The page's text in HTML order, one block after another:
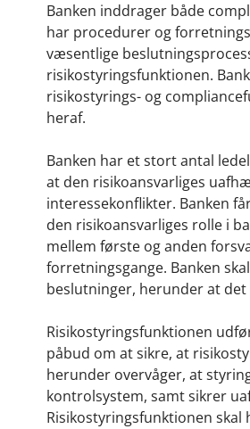
Banken inddrager både
har procedurer og
væsentlige
risikostyringsfunktionen.
risikostyrings- og
heraf.
Banken har et stort antal
at den risikoansvarliges
interessekonflikter. Banken
den risikoansvarliges rolle i
mellem første og anden
forretningsgange. Banken
beslutninger, herunder at
Risikostyringsfunktionen
påbud om at sikre, at
herunder overvåger, at
kontrolsystem, samt sikrer
Risikostyringsfunktionen